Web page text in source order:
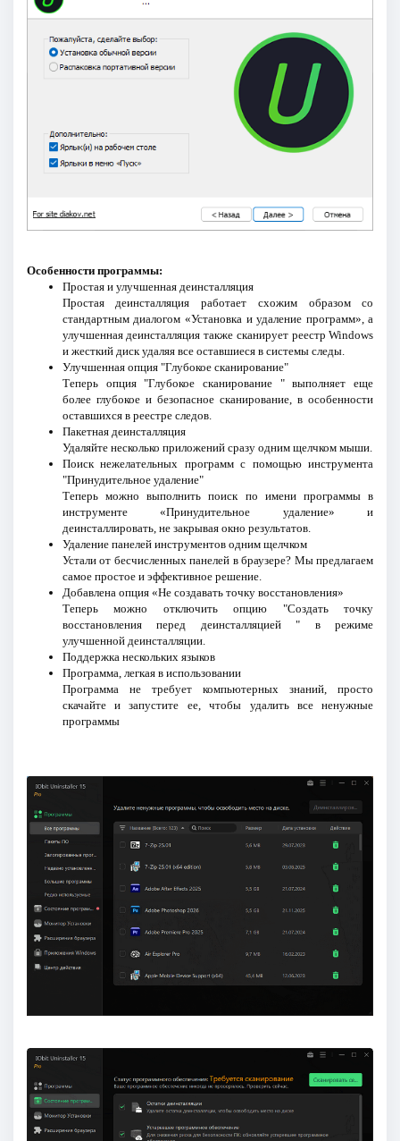
Особенности программы:
Простая и улучшенная деинсталляция
Простая деинсталляция работает схожим образом со
стандартным диалогом «Установка и удаление программ», а
улучшенная деинсталляция также сканирует реестр Windows
и жесткий диск удаляя все оставшиеся в системы следы.
Улучшенная опция "Глубокое сканирование"
Теперь опция "Глубокое сканирование " выполняет еще
более глубокое и безопасное сканирование, в особенности
оставшихся в реестре следов.
Пакетная деинсталляция
Удаляйте несколько приложений сразу одним щелчком мыши.
Поиск нежелательных программ с помощью инструмента
"Принудительное удаление"
Теперь можно выполнить поиск по имени программы в
инструменте «Принудительное удаление» и
деинсталлировать, не закрывая окно результатов.
Удаление панелей инструментов одним щелчком
Устали от бесчисленных панелей в браузере? Мы предлагаем
самое простое и эффективное решение.
Добавлена опция «Не создавать точку восстановления»
Теперь можно отключить опцию "Создать точку
восстановления перед деинсталляцией " в режиме
улучшенной деинсталляции.
Поддержка нескольких языков
Программа, легкая в использовании
Программа не требует компьютерных знаний, просто
скачайте и запустите ее, чтобы удалить все ненужные
программы